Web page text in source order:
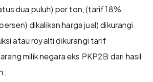
dua puluh) per ton, (tarif 18%
dikalikan harga jual) dikurangi
atau royalti dikurangi tarif
milik negara eks PKP2B dari hasil